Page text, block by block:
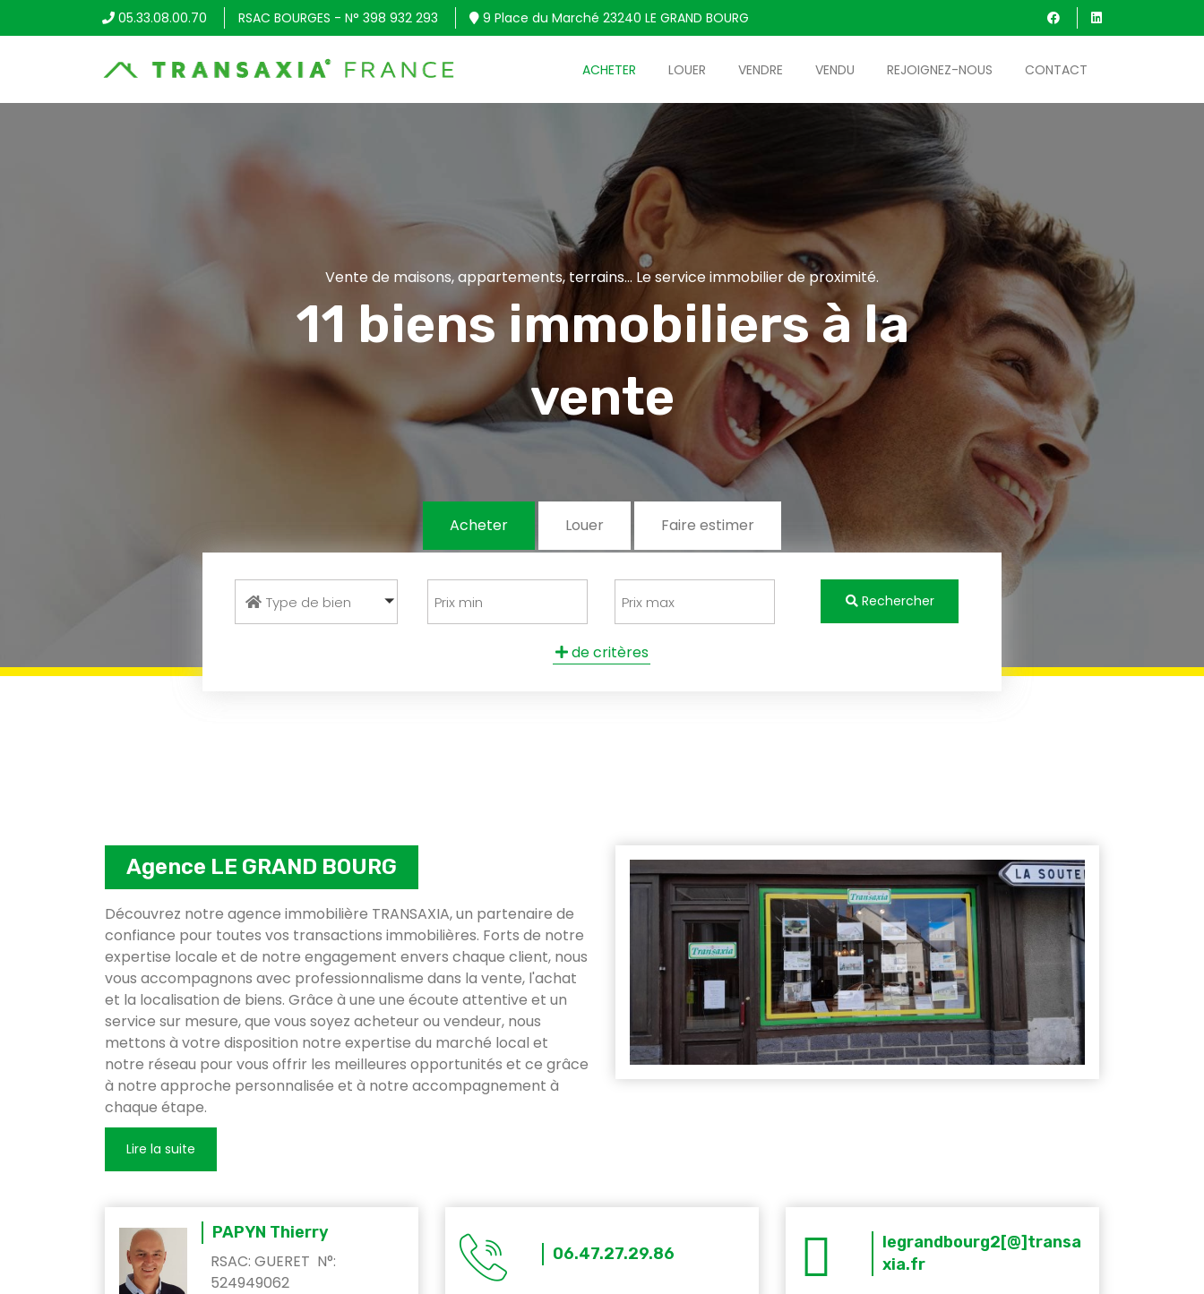
05.33.08.00.70 RSAC BOURGES - N° 398 932 293 9 Place du Marché 23240 LE GRAND BOURG
ACHETER LOUER VENDRE VENDU REJOIGNEZ-NOUS CONTACT
Vente de maisons, appartements, terrains... Le service immobilier de proximité.
11 biens immobiliers à la
vente
Acheter Louer Faire estimer
Type de bien Rechercher
de critères
Agence LE GRAND BOURG
Découvrez notre agence immobilière TRANSAXIA, un partenaire de
confiance pour toutes vos transactions immobilières. Forts de notre
expertise locale et de notre engagement envers chaque client, nous
vous accompagnons avec professionnalisme dans la vente, l'achat
et la localisation de biens. Grâce à une une écoute attentive et un
service sur mesure, que vous soyez acheteur ou vendeur, nous
mettons à votre disposition notre expertise du marché local et
notre réseau pour vous offrir les meilleures opportunités et ce grâce
à notre approche personnalisée et à notre accompagnement à
chaque étape.
PAPYN Thierry
RSAC: GUERET N°:
524949062
06.47.27.29.86
legrandbourg2[@]transa
xia.fr